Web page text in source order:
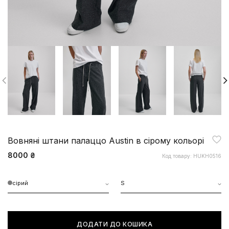
Вовняні штани палаццо Austin в сірому кольорі
8000 ₴ Код товару: HUKH0516
сірий S
ДОДАТИ ДО КОШИКА